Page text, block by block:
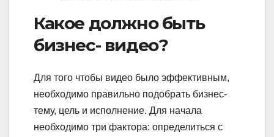
Какое должно быть
бизнес- видео?
Для того чтобы видео было эффективным,
необходимо правильно подобрать бизнес-
тему, цель и исполнение. Для начала
необходимо три фактора: определиться с